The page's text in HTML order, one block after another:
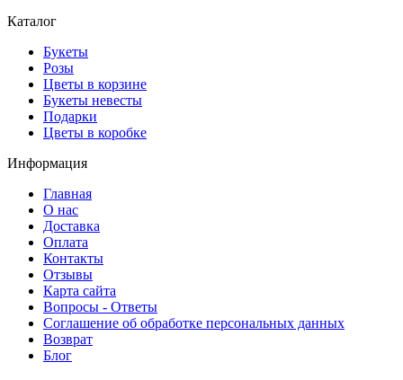
Каталог
Букеты
Розы
Цветы в корзине
Букеты невесты
Подарки
Цветы в коробке
Информация
Главная
О нас
Доставка
Оплата
Контакты
Отзывы
Карта сайта
Вопросы - Ответы
Соглашение об обработке персональных данных
Возврат
Блог